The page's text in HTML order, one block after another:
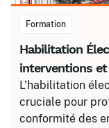
Formation
Habilitation
interventions
L’habilitation
cruciale pour
conformité des